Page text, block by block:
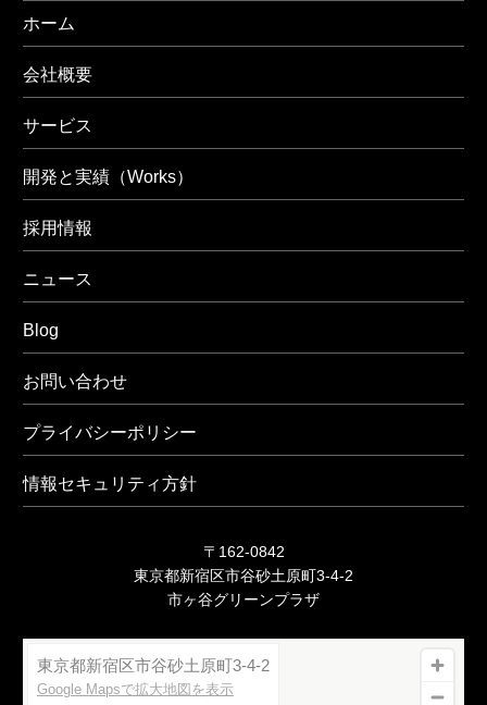
ホーム
会社概要
サービス
開発と実績（Works）
採用情報
ニュース
Blog
お問い合わせ
プライバシーポリシー
情報セキュリティ方針
〒162-0842
東京都新宿区市谷砂土原町3-4-2
市ヶ谷グリーンプラザ
東京都新宿区市谷砂土原町3-4-2
Google Mapsで拡大地図を表示